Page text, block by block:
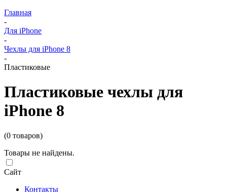
Главная
-
Для iPhone
-
Чехлы для iPhone 8
-
Пластиковые
Пластиковые чехлы для
iPhone 8
(0 товаров)
Товары не найдены.
Сайт
Контакты